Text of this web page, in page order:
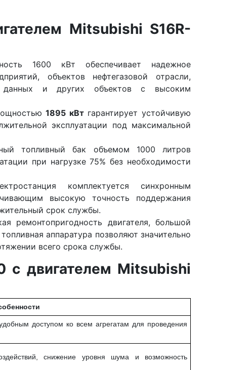
Mitsubishi S16R-
1600 кВт обеспечивает надежное
объектов нефтегазовой отрасли,
данных и других объектов с высоким
1895 кВтгарантирует устойчивую
эксплуатации под максимальной
топливный бак объемом 1000 литров
при нагрузке 75% без необходимости
комплектуется синхронным
высокую точность поддержания
срок службы.
ремонтопригодность двигателя, большой
аппаратура позволяют значительно
всего срока службы.
с двигателем Mitsubishi
доступом ко всем агрегатам для проведения
снижение уровня шума и возможность